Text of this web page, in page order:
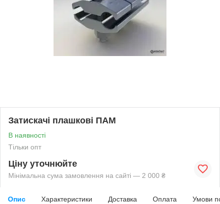
Затискачі плашкові ПАМ
В наявності
Тільки опт
Ціну уточнюйте
Мінімальна сума замовлення на сайті — 2 000 ₴
Опис Характеристики Доставка Оплата Умови